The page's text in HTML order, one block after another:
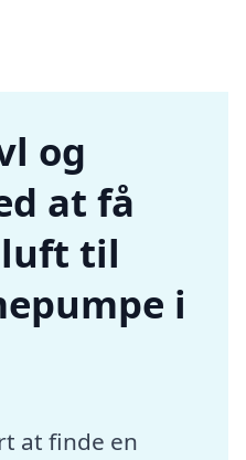
og
at få
luft til
i
at finde en